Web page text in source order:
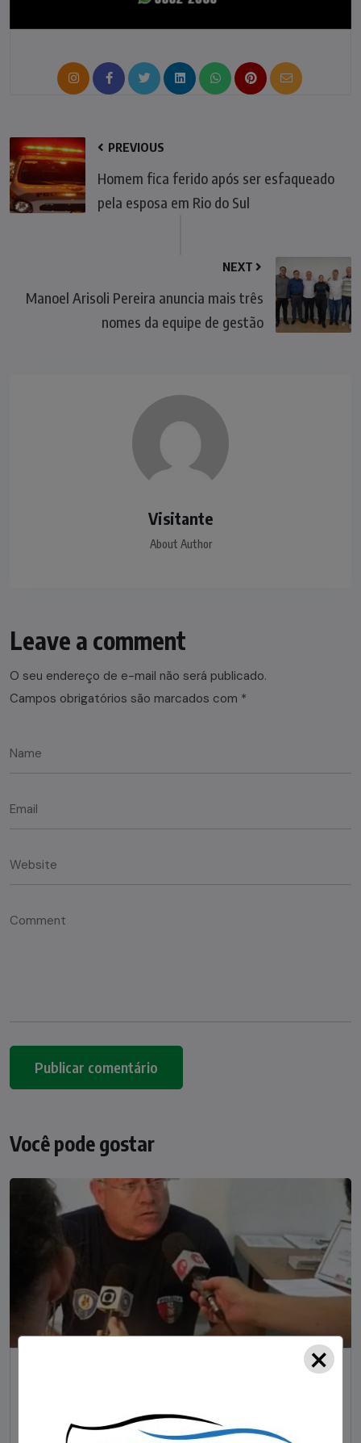
PREVIOUS
Homem fica ferido após ser esfaqueado
pela esposa em Rio do Sul
NEXT
Manoel Arisoli Pereira anuncia mais três
nomes da equipe de gestão
Visitante
About Author
Leave a comment
O seu endereço de e-mail não será publicado.
Campos obrigatórios são marcados com *
Você pode gostar
Foragido pela morte de delegado aposentado
×